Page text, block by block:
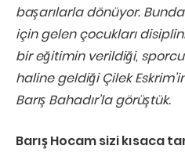
başarılarla dönüyor.
için gelen çocukları
bir eğitimin verildiği,
haline geldiği Çilek
Barış Bahadır’la görüştük.
Barış Hocam sizi kısaca